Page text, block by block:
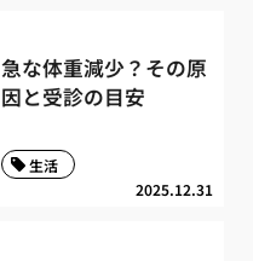
急な体重減少？その原
因と受診の目安
2025.12.31
生活